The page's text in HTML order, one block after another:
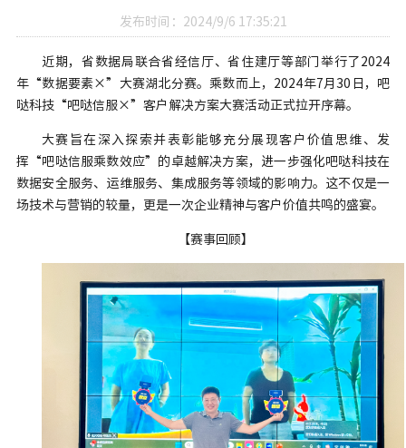
发布时间：2024/9/6 17:35:21
近期，省数据局联合省经信厅、省住建厅等部门举行了2024
年“数据要素×”大赛湖北分赛。乘数而上，2024年7月30日，吧
哒科技“吧哒信服×”客户解决方案大赛活动正式拉开序幕。
大赛旨在深入探索并表彰能够充分展现客户价值思维、发
挥“吧哒信服乘数效应”的卓越解决方案，进一步强化吧哒科技在
数据安全服务、运维服务、集成服务等领域的影响力。这不仅是一
场技术与营销的较量，更是一次企业精神与客户价值共鸣的盛宴。
【赛事回顾】